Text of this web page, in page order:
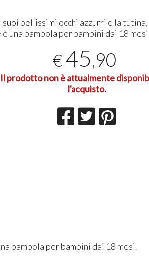
suoi bellissimi occhi azzurri e la
è una bambola per bambini dai 18 mesi
€45,90
Il prodotto non è attualmente
l'acquisto.
bambola per bambini dai 18 mesi.